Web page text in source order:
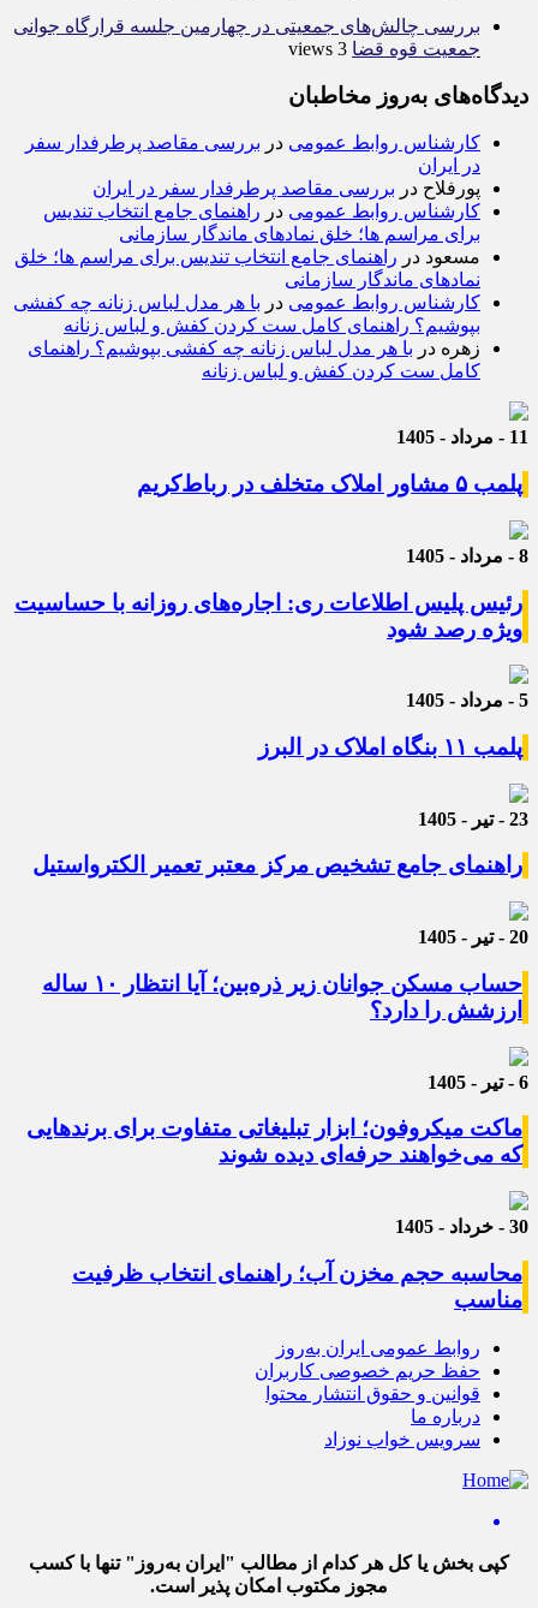
بررسی چالش‌های جمعیتی در چهارمین جلسه قرارگاه جوانی
جمعیت قوه قضا 3 views
دیدگاه‌های به‌روز مخاطبان
کارشناس روابط عمومی در بررسی مقاصد پرطرفدار سفر
در ایران
پورفلاح در بررسی مقاصد پرطرفدار سفر در ایران
کارشناس روابط عمومی در راهنمای جامع انتخاب تندیس
برای مراسم ها؛ خلق نمادهای ماندگار سازمانی
مسعود در راهنمای جامع انتخاب تندیس برای مراسم ها؛ خلق
نمادهای ماندگار سازمانی
کارشناس روابط عمومی در با هر مدل لباس زنانه چه کفشی
بپوشیم؟ راهنمای کامل ست کردن کفش و لباس زنانه
زهره در با هر مدل لباس زنانه چه کفشی بپوشیم؟ راهنمای
کامل ست کردن کفش و لباس زنانه
11 - مرداد - 1405
پلمب ۵ مشاور املاک متخلف در رباط‌کریم
8 - مرداد - 1405
رئیس پلیس اطلاعات ری: اجاره‌های روزانه با حساسیت
ویژه رصد شود
5 - مرداد - 1405
پلمب ۱۱ بنگاه املاک در البرز
23 - تیر - 1405
راهنمای جامع تشخیص مرکز معتبر تعمیر الکترواستیل
20 - تیر - 1405
حساب مسکن جوانان زیر ذره‌بین؛ آیا انتظار ۱۰ ساله
ارزشش را دارد؟
6 - تیر - 1405
ماکت میکروفون؛ ابزار تبلیغاتی متفاوت برای برندهایی
که می‌خواهند حرفه‌ای دیده شوند
30 - خرداد - 1405
محاسبه حجم مخزن آب؛ راهنمای انتخاب ظرفیت
مناسب
روابط عمومی ایران به‌روز
حفظ حریم خصوصی کاربران
قوانین و حقوق انتشار محتوا
درباره ما
سرویس خواب نوزاد
کپی بخش یا کل هر کدام از مطالب "ایران به‌روز" تنها با کسب
مجوز مکتوب امکان پذیر است.